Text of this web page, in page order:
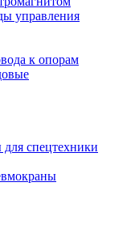
управления
к опорам
спецтехники